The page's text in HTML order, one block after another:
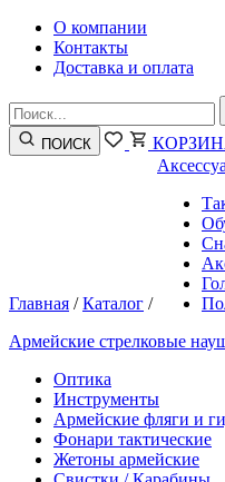
О компании
Контакты
Доставка и оплата
ПОИСК
Главная /Каталог /
Армейские стрелковые
Оптика
Инструменты
Армейские фляги и
Фонари тактические
Жетоны армейские